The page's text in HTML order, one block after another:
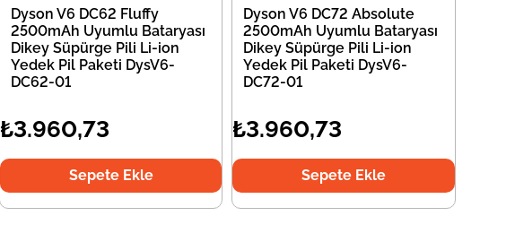
Dyson V6 DC62 Fluffy
2500mAh Uyumlu Bataryası
Dikey Süpürge Pili Li-ion
Yedek Pil Paketi DysV6-
DC62-01
₺3.960,73
Sepete Ekle
Dyson V6 DC72 Absolute
2500mAh Uyumlu Bataryası
Dikey Süpürge Pili Li-ion
Yedek Pil Paketi DysV6-
DC72-01
₺3.960,73
Sepete Ekle